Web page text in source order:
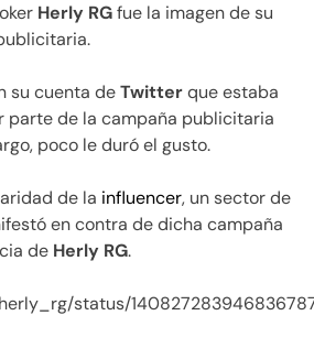
Herly RGfue la imagen de su
su cuenta deTwitterque estaba
parte de la campaña publicitaria
poco le duró el gusto.
de la influencer, un sector de
en contra de dicha campaña
de Herly RG.
status/